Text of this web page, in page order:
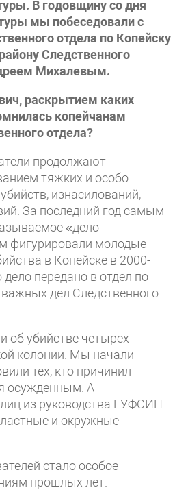
В годовщину со дня
мы побеседовали с
отдела по Копейску
Следственного
Михалевым.
раскрытием каких
копейчанам
отдела?
продолжают
тяжких и особо
изнасилований,
За последний год самым
«дело
фигурировали молодые
в Копейске в 2000-
дело передано в отдел по
дел Следственного
об убийстве четырех
колонии. Мы начали
тех, кто причинил
осужденным. А
из руководства ГУФСИН
и окружные
стало особое
прошлых лет.